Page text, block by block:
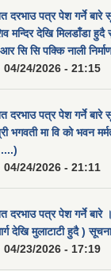
दरभाउ पत्र पेश गर्ने
मन्दिर देखि मिलडाँडा हुदै
आर सि सि पक्कि नाली
04/24/2026 - 21:15
दरभाउ पत्र पेश गर्ने
भगवती मा वि को भवन
04/24/2026 - 21:11
दरभाउ पत्र पेश गर्ने बारे
देखि मुलाटाटी हुदै )
04/23/2026 - 17:19